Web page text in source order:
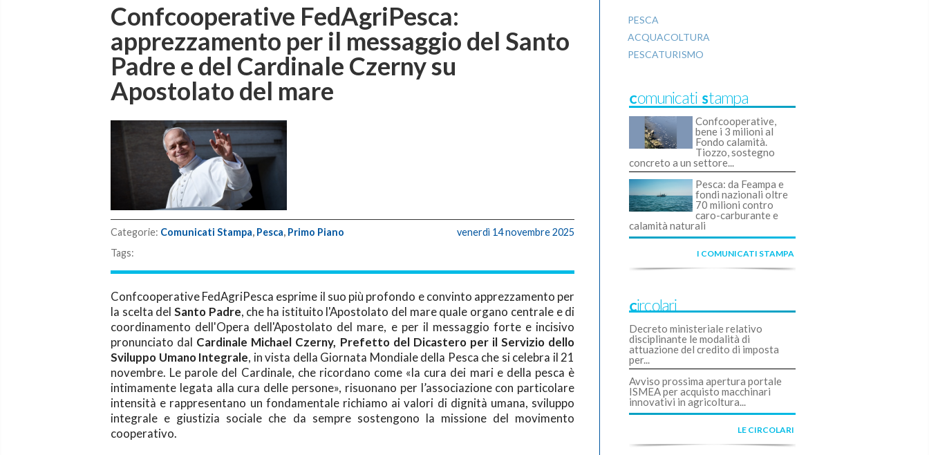
Confcooperative FedAgriPesca:
apprezzamento per il messaggio del Santo
Padre e del Cardinale Czerny su
Apostolato del mare
venerdì 14 novembre 2025
Categorie: Comunicati Stampa, Pesca, Primo Piano
Tags:
Confcooperative FedAgriPesca esprime il suo più profondo e convinto apprezzamento per
la scelta delSanto Padre, che ha istituito l'Apostolato del mare quale organo centrale e di
coordinamento dell'Opera dell'Apostolato del mare, e per il messaggio forte e incisivo
pronunciato dal Cardinale Michael Czerny, Prefetto del Dicastero per il Servizio dello
Sviluppo Umano Integrale, in vista della Giornata Mondiale della Pesca che si celebra il 21
novembre. Le parole del Cardinale, che ricordano come «la cura dei mari e della pesca è
intimamente legata alla cura delle persone», risuonano per l’associazione con particolare
intensità e rappresentano un fondamentale richiamo ai valori di dignità umana, sviluppo
integrale e giustizia sociale che da sempre sostengono la missione del movimento
cooperativo.
PESCA
ACQUACOLTURA
PESCATURISMO
Comunicati Stampa
Confcooperative,
bene i 3 milioni al
Fondo calamità.
Tiozzo, sostegno
concreto a un settore...
Pesca: da Feampa e
fondi nazionali oltre
70 milioni contro
caro-carburante e
calamità naturali
I COMUNICATI STAMPA
Circolari
Decreto ministeriale relativo
disciplinante le modalità di
attuazione del credito di imposta
per...
Avviso prossima apertura portale
ISMEA per acquisto macchinari
innovativi in agricoltura...
LE CIRCOLARI